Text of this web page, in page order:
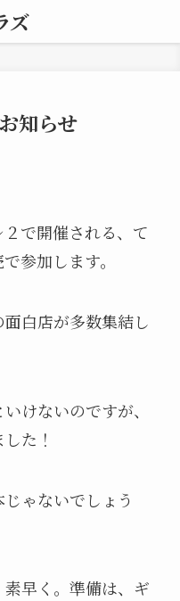
ズ
知らせ
で開催される、て
参加します。
白店が多数集結し
けないのですが、
た！
ゃないでしょう
早く。準備は、ギ